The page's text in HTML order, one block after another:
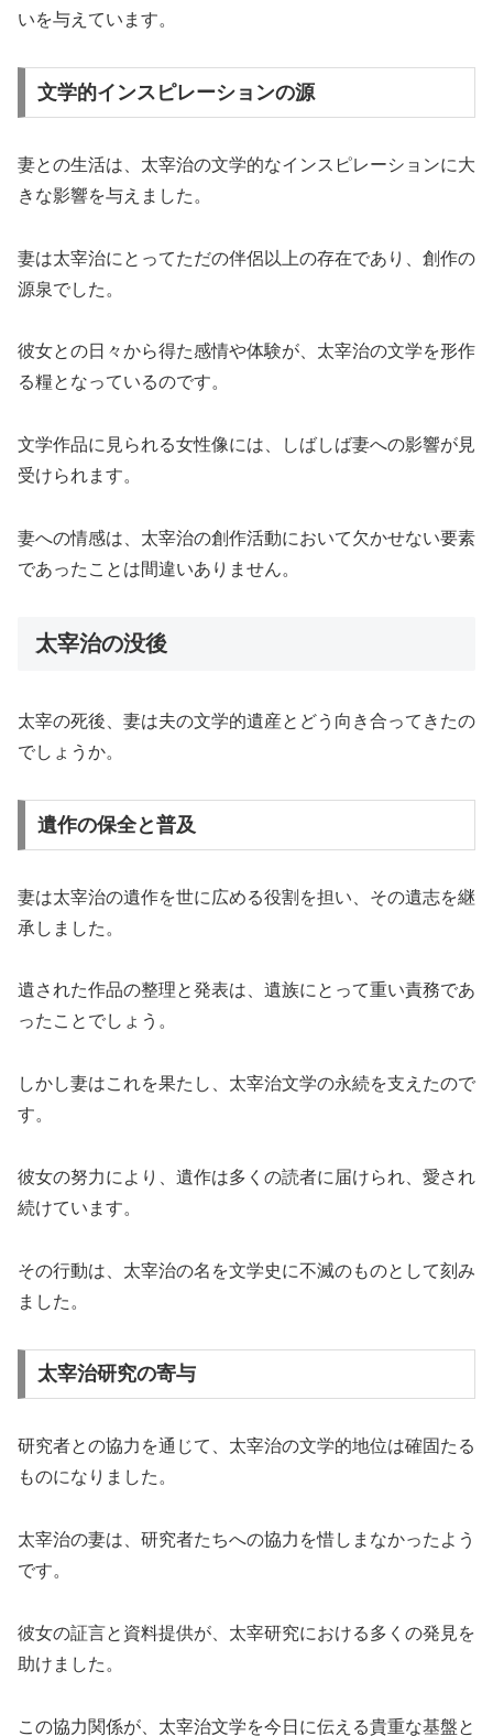
いを与えています。
文学的インスピレーションの源
妻との生活は、太宰治の文学的なインスピレーションに大
きな影響を与えました。
妻は太宰治にとってただの伴侶以上の存在であり、創作の
源泉でした。
彼女との日々から得た感情や体験が、太宰治の文学を形作
る糧となっているのです。
文学作品に見られる女性像には、しばしば妻への影響が見
受けられます。
妻への情感は、太宰治の創作活動において欠かせない要素
であったことは間違いありません。
太宰治の没後
太宰の死後、妻は夫の文学的遺産とどう向き合ってきたの
でしょうか。
遺作の保全と普及
妻は太宰治の遺作を世に広める役割を担い、その遺志を継
承しました。
遺された作品の整理と発表は、遺族にとって重い責務であ
ったことでしょう。
しかし妻はこれを果たし、太宰治文学の永続を支えたので
す。
彼女の努力により、遺作は多くの読者に届けられ、愛され
続けています。
その行動は、太宰治の名を文学史に不滅のものとして刻み
ました。
太宰治研究の寄与
研究者との協力を通じて、太宰治の文学的地位は確固たる
ものになりました。
太宰治の妻は、研究者たちへの協力を惜しまなかったよう
です。
彼女の証言と資料提供が、太宰研究における多くの発見を
助けました。
この協力関係が、太宰治文学を今日に伝える貴重な基盤と